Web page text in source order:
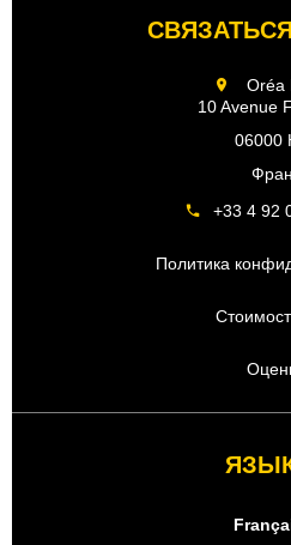
Oréa
10 Avenue
06000
+33 4 92
Политика